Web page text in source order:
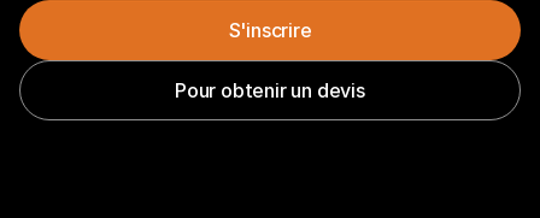
S'inscrire
Pour obtenir un devis